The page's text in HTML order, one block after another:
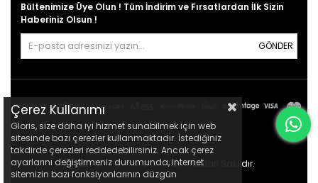
Bültenimize Üye Olun ! Tüm İndirim ve Fırsatlardan İlk Sizin
Haberiniz Olsun !
GÖNDER
© 2021gloris.com.tr- Tüm Hakları Saklıdır.
Çerez Kullanımı
Gloris, size daha iyi hizmet sunabilmek için web
sitesinde bazı çerezler kullanmaktadır. İstediğiniz
takdirde çerezleri reddedebilirsiniz. Ancak çerez
ayarlarını değiştirmeniz durumunda, internet
sitemizin bazı fonksiyonlarının düzgün